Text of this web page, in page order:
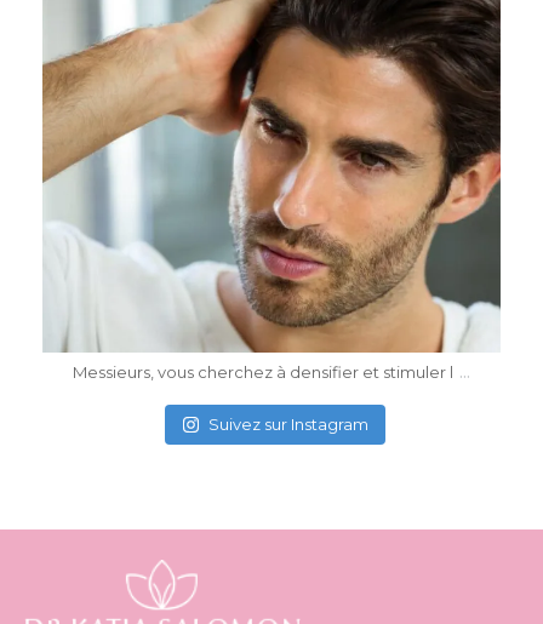
Mai 4
Messieurs, vous cherchez à densifier et stimuler l ...
Suivez sur Instagram